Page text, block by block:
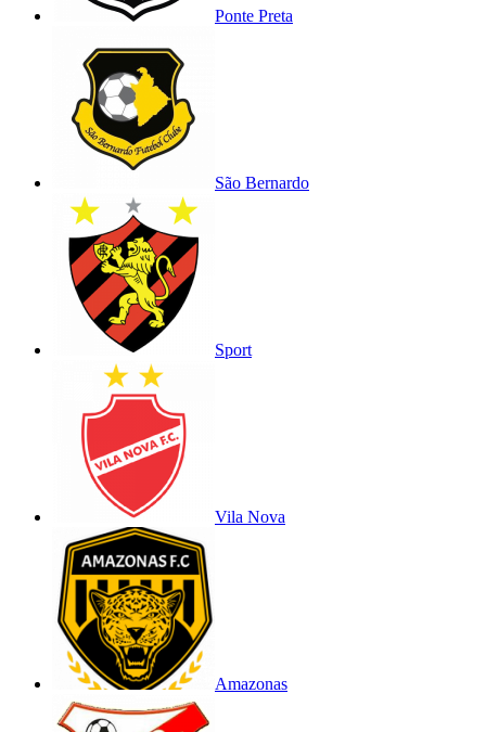
Ponte Preta
São Bernardo
Sport
Vila Nova
Amazonas